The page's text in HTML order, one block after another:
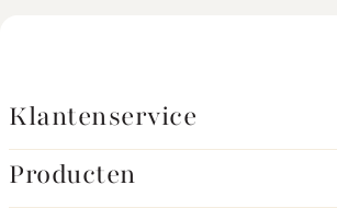
Klantenservice
Producten